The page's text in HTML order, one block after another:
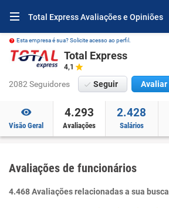
Total Express Avaliações e Opiniões
Esta empresa é sua? Solicite acesso ao perfil.
Total Express
4,1
2082 Seguidores Seguir Avaliar
Visão Geral
4.293
Avaliações
2.428
Salários
Avaliações de funcionários
4.468 Avaliações relacionadas a sua busca